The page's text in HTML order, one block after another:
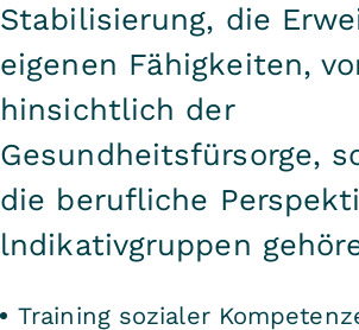
Stabilisierung, die
eigenen Fähigkeiten,
hinsichtlich der
Gesundheitsfürsorge,
die berufliche
lndikativgruppen
Training sozialer